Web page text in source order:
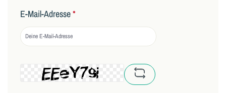
E-Mail-Adresse*